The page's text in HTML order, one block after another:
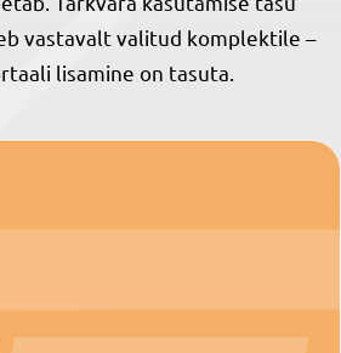
vastavalt valitud komplektile –
lisamine on tasuta.